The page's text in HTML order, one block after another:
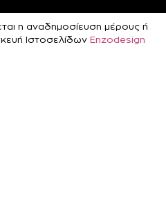
η αναδημοσίευση μέρους ή
Ιστοσελίδων Enzodesign